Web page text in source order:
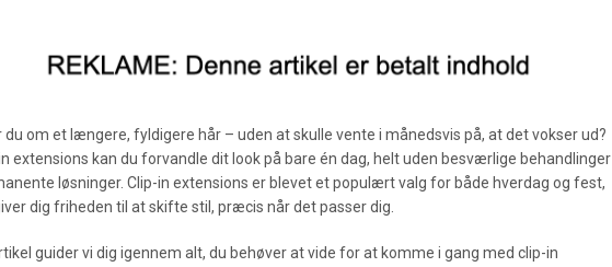
du om et længere, fyldigere hår – uden at skulle vente i månedsvis på, at det vokser ud?
extensions kan du forvandle dit look på bare én dag, helt uden besværlige behandlinger
løsninger. Clip-in extensions er blevet et populært valg for både hverdag og fest,
dig friheden til at skifte stil, præcis når det passer dig.
guider vi dig igennem alt, du behøver at vide for at komme i gang med clip-in